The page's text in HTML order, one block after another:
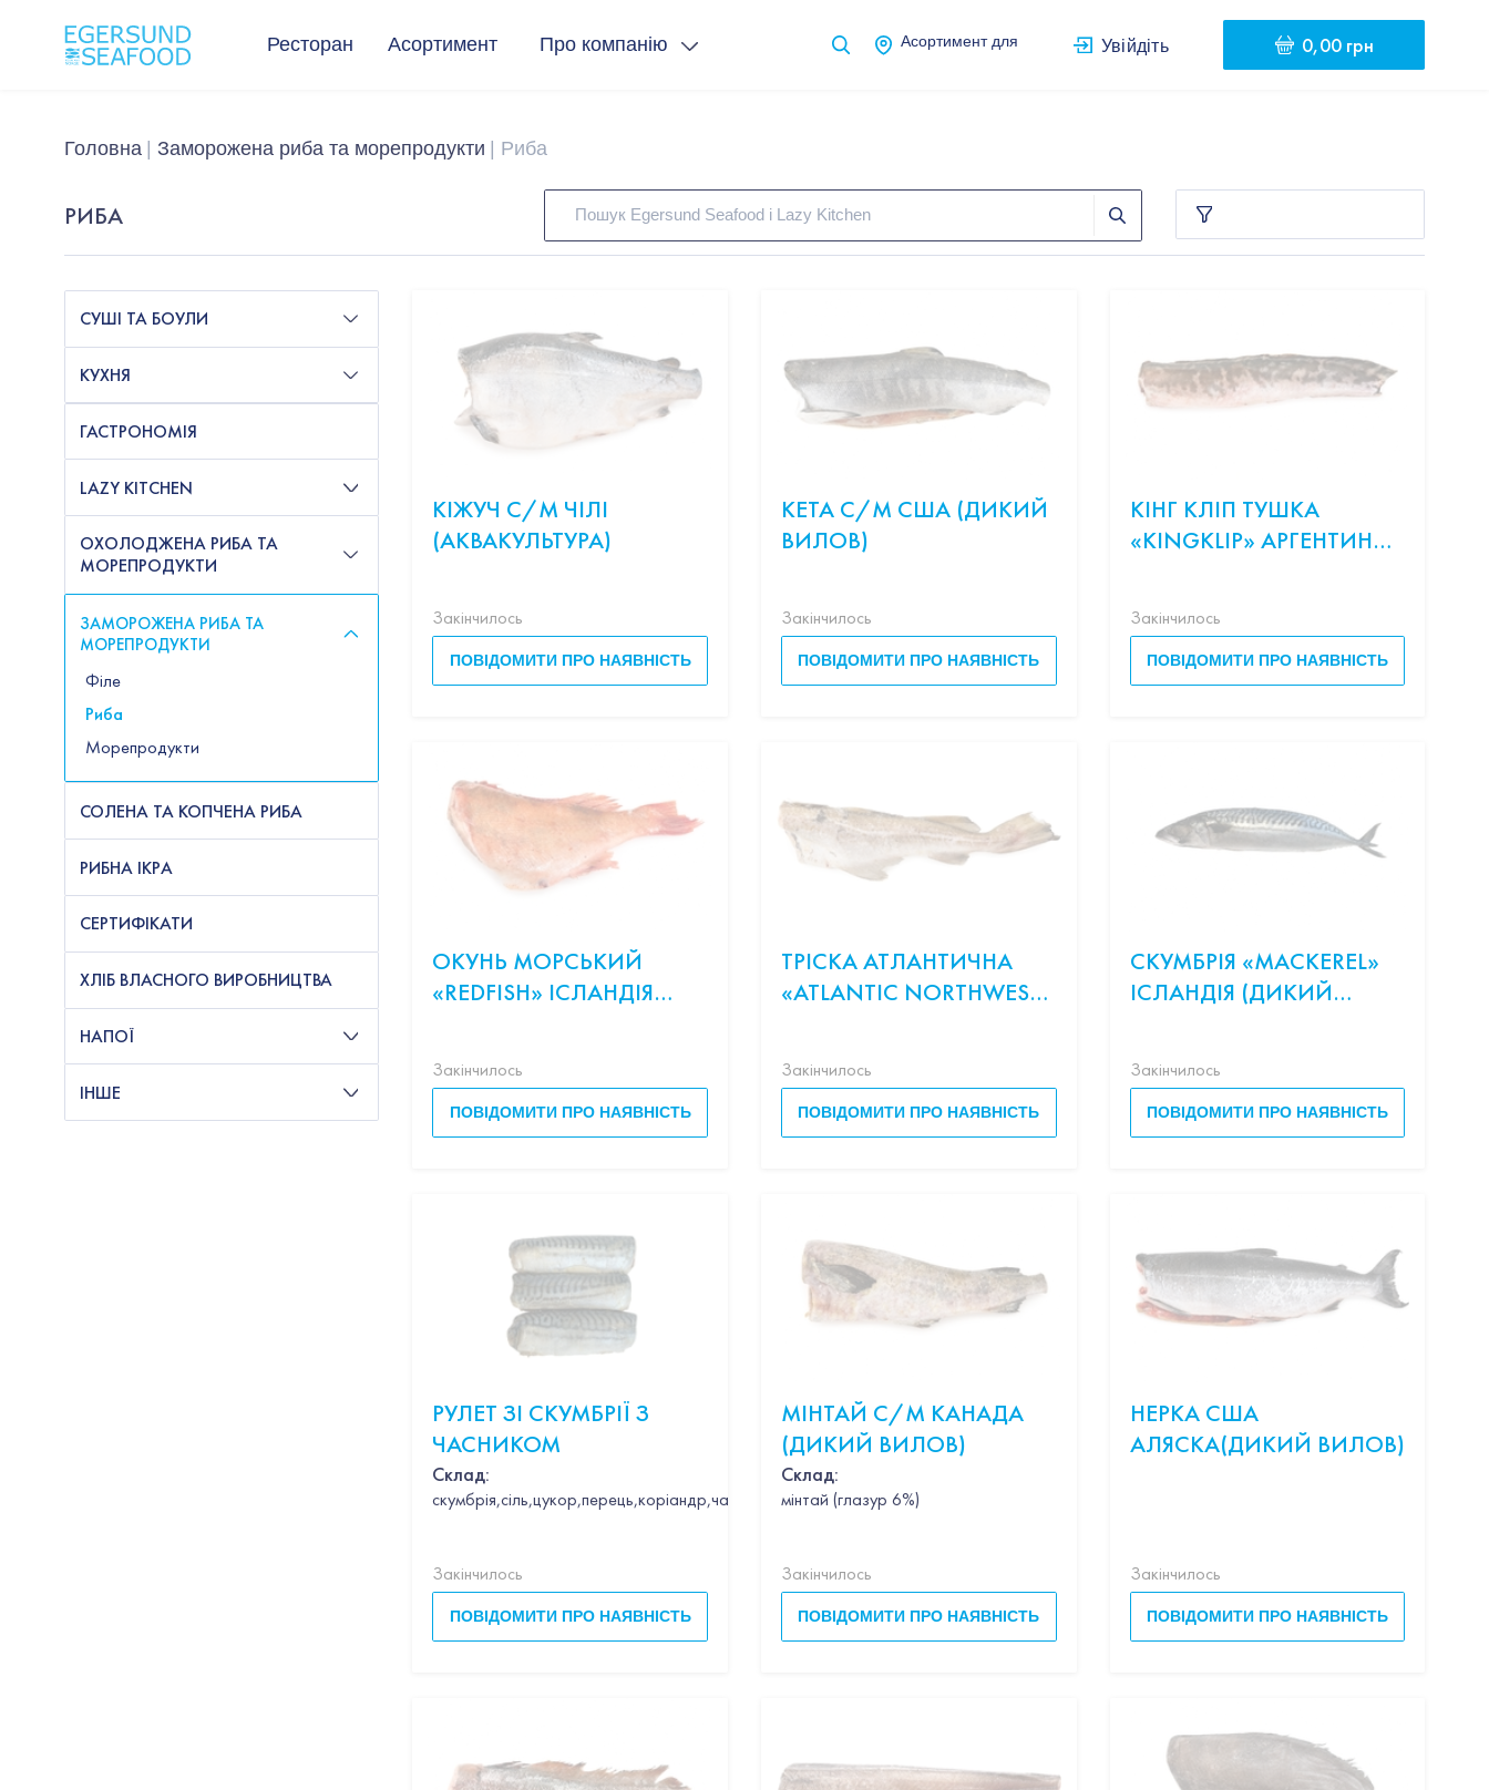
Ресторан Асортимент Про компанію Асортимент для Увійдіть 0,00 грн
Головна Заморожена риба та морепродукти Риба
РИБА
СУШІ ТА БОУЛИ
КУХНЯ
ГАСТРОНОМІЯ
LAZY KITCHEN
ОХОЛОДЖЕНА РИБА ТА
МОРЕПРОДУКТИ
ЗАМОРОЖЕНА РИБА ТА
МОРЕПРОДУКТИ
Філе
Риба
Морепродукти
СОЛЕНА ТА КОПЧЕНА РИБА
РИБНА ІКРА
СЕРТИФІКАТИ
ХЛІБ ВЛАСНОГО ВИРОБНИЦТВА
НАПОЇ
ІНШЕ
КІЖУЧ С/М ЧІЛІ
(АКВАКУЛЬТУРА)
Закінчилось
ПОВІДОМИТИ ПРО НАЯВНІСТЬ
КЕТА С/М США (ДИКИЙ
ВИЛОВ)
Закінчилось
ПОВІДОМИТИ ПРО НАЯВНІСТЬ
КІНГ КЛІП ТУШКА
«КINGKLIP» АРГЕНТИНА
Закінчилось
ПОВІДОМИТИ ПРО НАЯВНІСТЬ
ОКУНЬ МОРСЬКИЙ
«REDFISH» ІСЛАНДІЯ
Закінчилось
ПОВІДОМИТИ ПРО НАЯВНІСТЬ
ТРІСКА АТЛАНТИЧНА
«ATLANTIC NORTHWEST”
ВИЛОВ)
Закінчилось
ПОВІДОМИТИ ПРО НАЯВНІСТЬ
СКУМБРІЯ «MACKEREL»
ІСЛАНДІЯ (ДИКИЙ
Закінчилось
ПОВІДОМИТИ ПРО НАЯВНІСТЬ
РУЛЕТ ЗІ СКУМБРІЇ З
ЧАСНИКОМ
Склад:
скумбрія,сіль,цукор,перець,коріандр,часник
Закінчилось
ПОВІДОМИТИ ПРО НАЯВНІСТЬ
МІНТАЙ С/М КАНАДА
(ДИКИЙ ВИЛОВ)
Склад:
мінтай (глазур 6%)
Закінчилось
ПОВІДОМИТИ ПРО НАЯВНІСТЬ
НЕРКА США
АЛЯСКА(ДИКИЙ ВИЛОВ)
Закінчилось
ПОВІДОМИТИ ПРО НАЯВНІСТЬ